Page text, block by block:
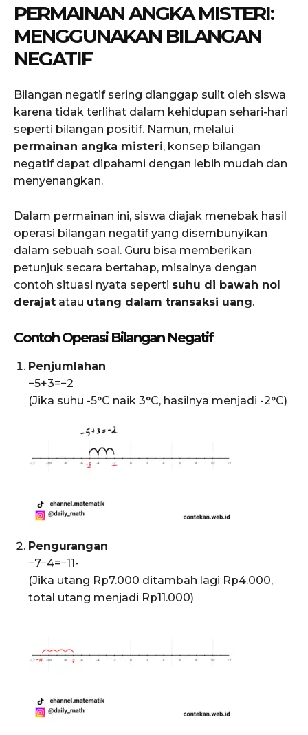
PERMAINAN ANGKA MISTERI:
MENGGUNAKAN BILANGAN
NEGATIF
Bilangan negatif sering dianggap sulit oleh siswa
karena tidak terlihat dalam kehidupan sehari-hari
seperti bilangan positif. Namun, melalui
permainan angka misteri, konsep bilangan
negatif dapat dipahami dengan lebih mudah dan
menyenangkan.
Dalam permainan ini, siswa diajak menebak hasil
operasi bilangan negatif yang disembunyikan
dalam sebuah soal. Guru bisa memberikan
petunjuk secara bertahap, misalnya dengan
contoh situasi nyata seperti suhu di bawah nol
derajat atau utang dalam transaksi uang.
Contoh Operasi Bilangan Negatif
Penjumlahan
−5+3=−2
(Jika suhu -5°C naik 3°C, hasilnya menjadi -2°C)
Pengurangan
−7−4=−11-
(Jika utang Rp7.000 ditambah lagi Rp4.000,
total utang menjadi Rp11.000)